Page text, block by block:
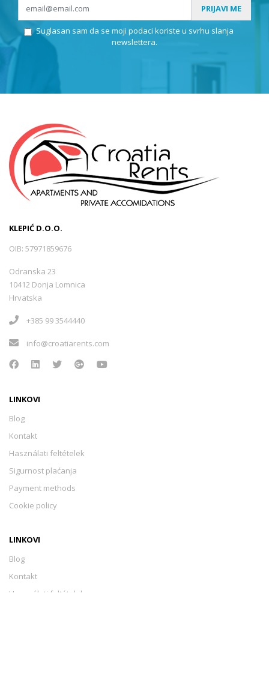
PRIJAVI ME
Suglasan sam da se moji podaci koriste u svrhu slanja
newslettera.
KLEPIĆ D.O.O.
OIB: 57971859676
Odranska 23
10412 Donja Lomnica
Hrvatska
+385 99 3544440
info@croatiarents.com
LINKOVI
Blog
Kontakt
Használati feltételek
Sigurnost plaćanja
Payment methods
Cookie policy
LINKOVI
Blog
Kontakt
Használati feltételek